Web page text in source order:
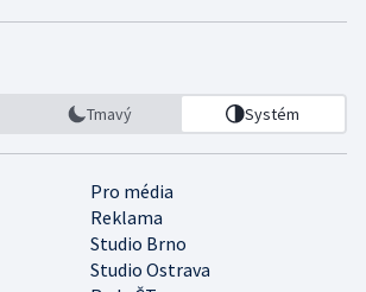
Tmavý Systém
Pro média
Reklama
Studio Brno
Studio Ostrava